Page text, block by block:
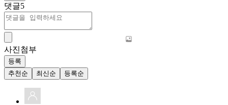
댓글5
사진첨부
등록
추천순
최신순 등록순